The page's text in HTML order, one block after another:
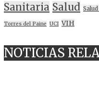
Sanitaria Salud
Torres del Paine UCI VIH
NOTICIAS